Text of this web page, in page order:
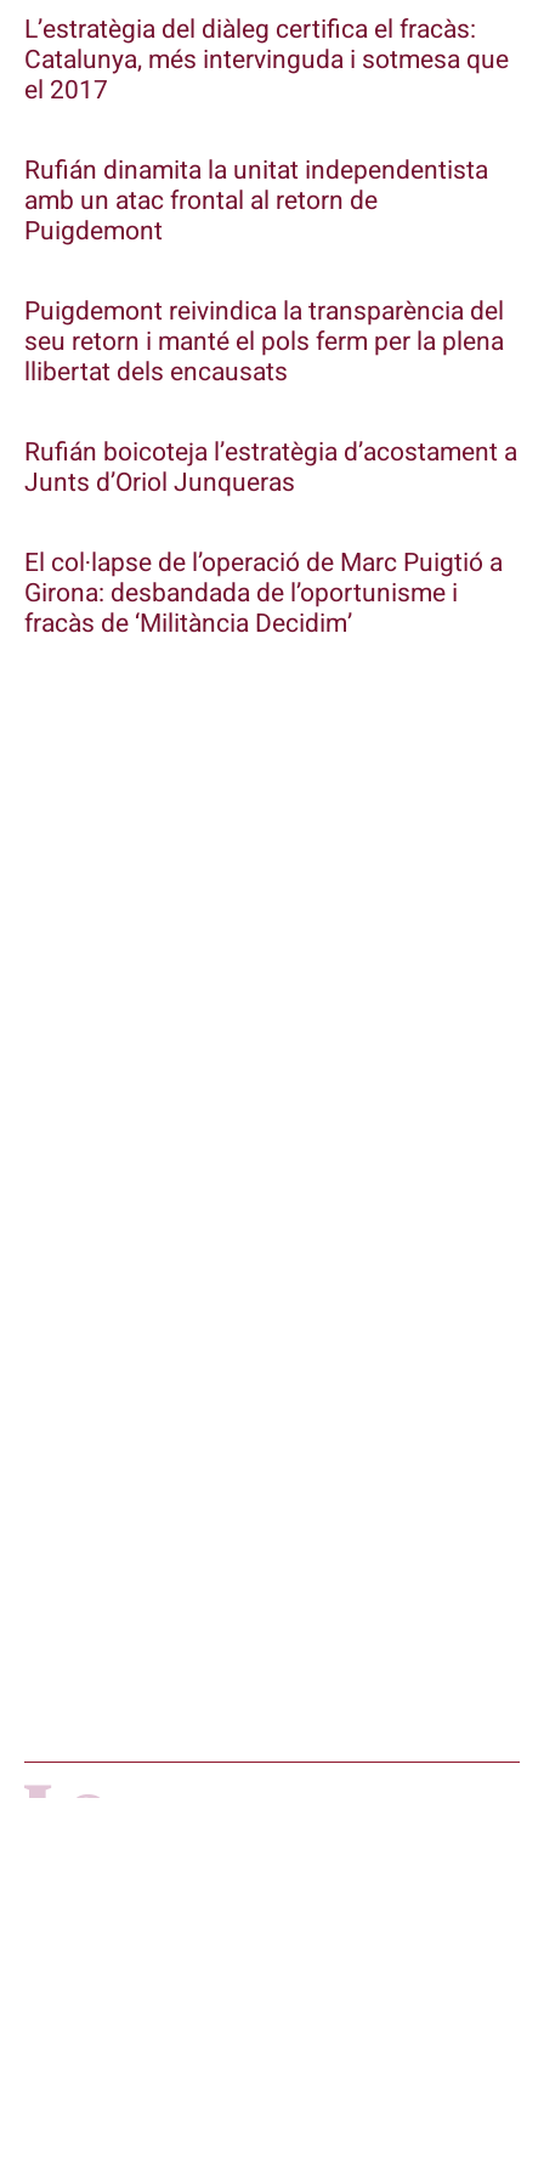
L’estratègia del diàleg certifica el fracàs:
Catalunya, més intervinguda i sotmesa que
el 2017
Rufián dinamita la unitat independentista
amb un atac frontal al retorn de
Puigdemont
Puigdemont reivindica la transparència del
seu retorn i manté el pols ferm per la plena
llibertat dels encausats
Rufián boicoteja l’estratègia d’acostament a
Junts d’Oriol Junqueras
El col·lapse de l’operació de Marc Puigtió a
Girona: desbandada de l’oportunisme i
fracàs de ‘Militància Decidim’